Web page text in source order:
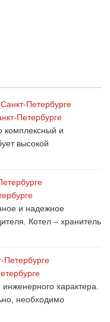
Петербурге
комплексный и
высокой
и надежное
Котел – хранитель
характера.
необходимо